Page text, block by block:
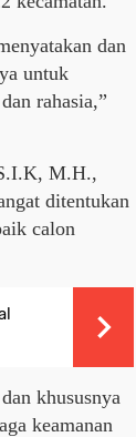
dan
untuk
rahasia,”
M.H.,
ditentukan
calon
khususnya
keamanan